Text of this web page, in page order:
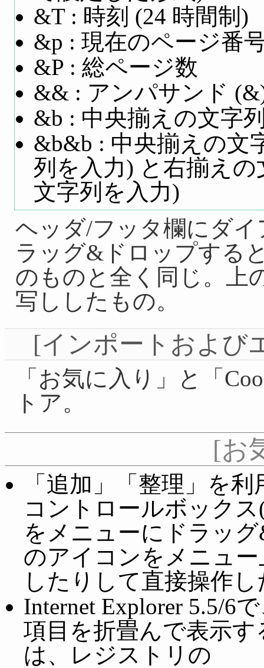
&T : 時刻 (24 時間制)
&p : 現在のページ番
&P : 総ページ数
&& : アンパサンド
&b : 中央揃えの文字
&b&b : 中央揃えの文
列を入力) と右揃え
文字列を入力)
ヘッダ/フッタ欄にダ
ラッグ&ドロップする
のものと全く同じ。上
写ししたもの。
[インポートおよび
「お気に入り」と「
トア。
[お
「追加」「整理」を
コントロールボック
をメニューにドラッ
のアイコンをメニュ
したりして直接操作
Internet Explorer 5.5/6
項目を折畳んで表示
は、レジストリの